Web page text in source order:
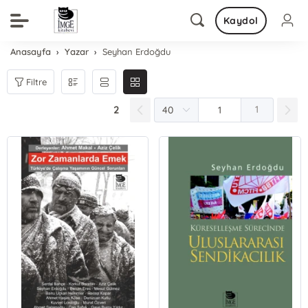
Kaydol
Anasayfa Yazar Seyhan Erdoğdu
Filtre
2 1